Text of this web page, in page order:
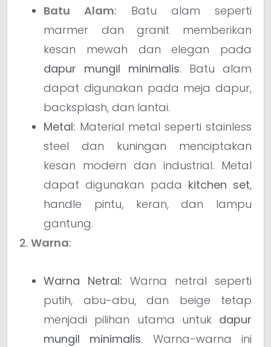
Batu Alam: Batu alam seperti
marmer dan granit memberikan
kesan mewah dan elegan pada
dapur mungil minimalis. Batu alam
dapat digunakan pada meja dapur,
backsplash, dan lantai.
Metal: Material metal seperti stainless
steel dan kuningan menciptakan
kesan modern dan industrial. Metal
dapat digunakan pada kitchen set,
handle pintu, keran, dan lampu
gantung.
2. Warna:
Warna Netral: Warna netral seperti
putih, abu-abu, dan beige tetap
menjadi pilihan utama untuk dapur
mungil minimalis. Warna-warna ini